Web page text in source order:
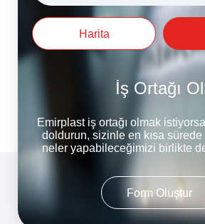
Harita
İş Ortağı Ol
Emirplast iş ortağı olmak
doldurun, sizinle en kısa
neler yapabileceğimizi birlikte
Form Oluştur